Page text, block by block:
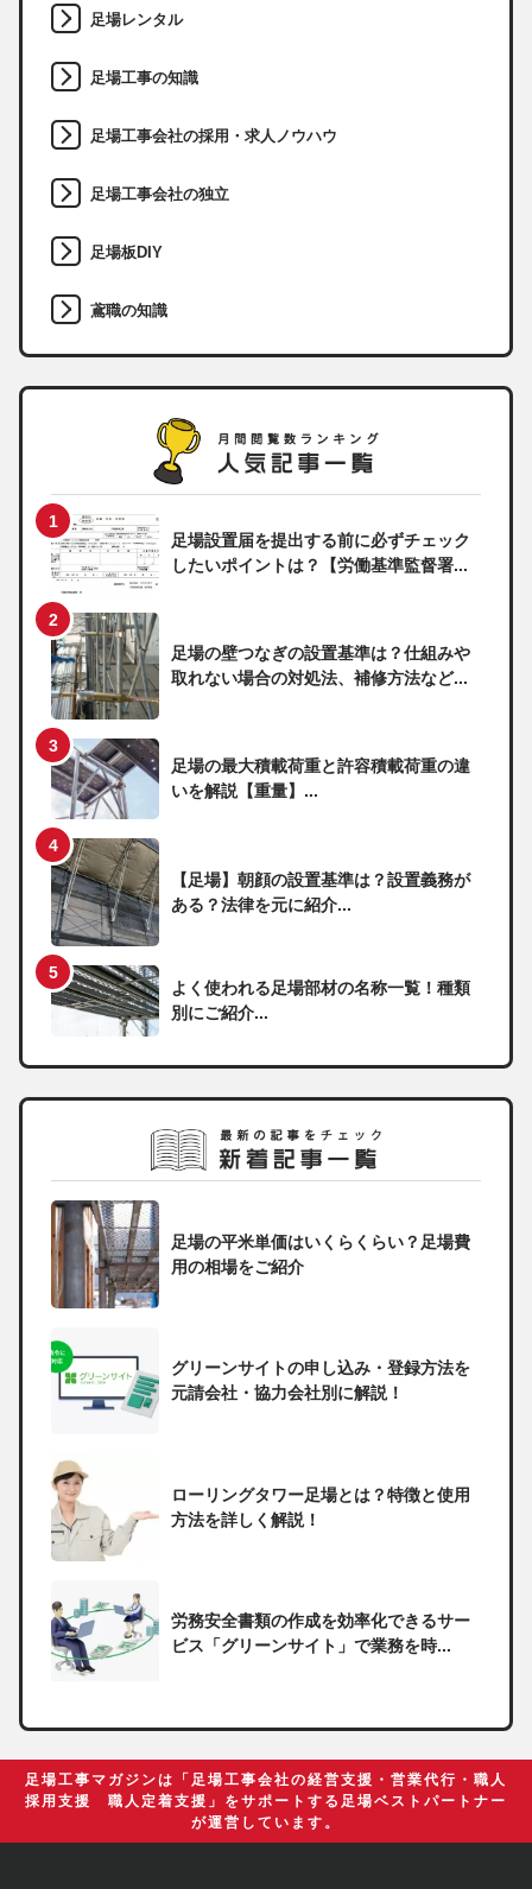
足場レンタル
足場工事の知識
足場工事会社の採用・求人ノウハウ
足場工事会社の独立
足場板DIY
鳶職の知識
足場設置届を提出する前に必ずチェック
したいポイントは？【労働基準監督署...
足場の壁つなぎの設置基準は？仕組みや
取れない場合の対処法、補修方法など...
足場の最大積載荷重と許容積載荷重の違
いを解説【重量】...
【足場】朝顔の設置基準は？設置義務が
ある？法律を元に紹介...
よく使われる足場部材の名称一覧！種類
別にご紹介...
足場の平米単価はいくらくらい？足場費
用の相場をご紹介
グリーンサイトの申し込み・登録方法を
元請会社・協力会社別に解説！
ローリングタワー足場とは？特徴と使用
方法を詳しく解説！
労務安全書類の作成を効率化できるサー
ビス「グリーンサイト」で業務を時...
届いたらどうしたらいい？
足場工事マガジンは「足場工事会社の経営支援・営業代行・職人
採用支援 職人定着支援」をサポートする足場ベストパートナー
が運営しています。